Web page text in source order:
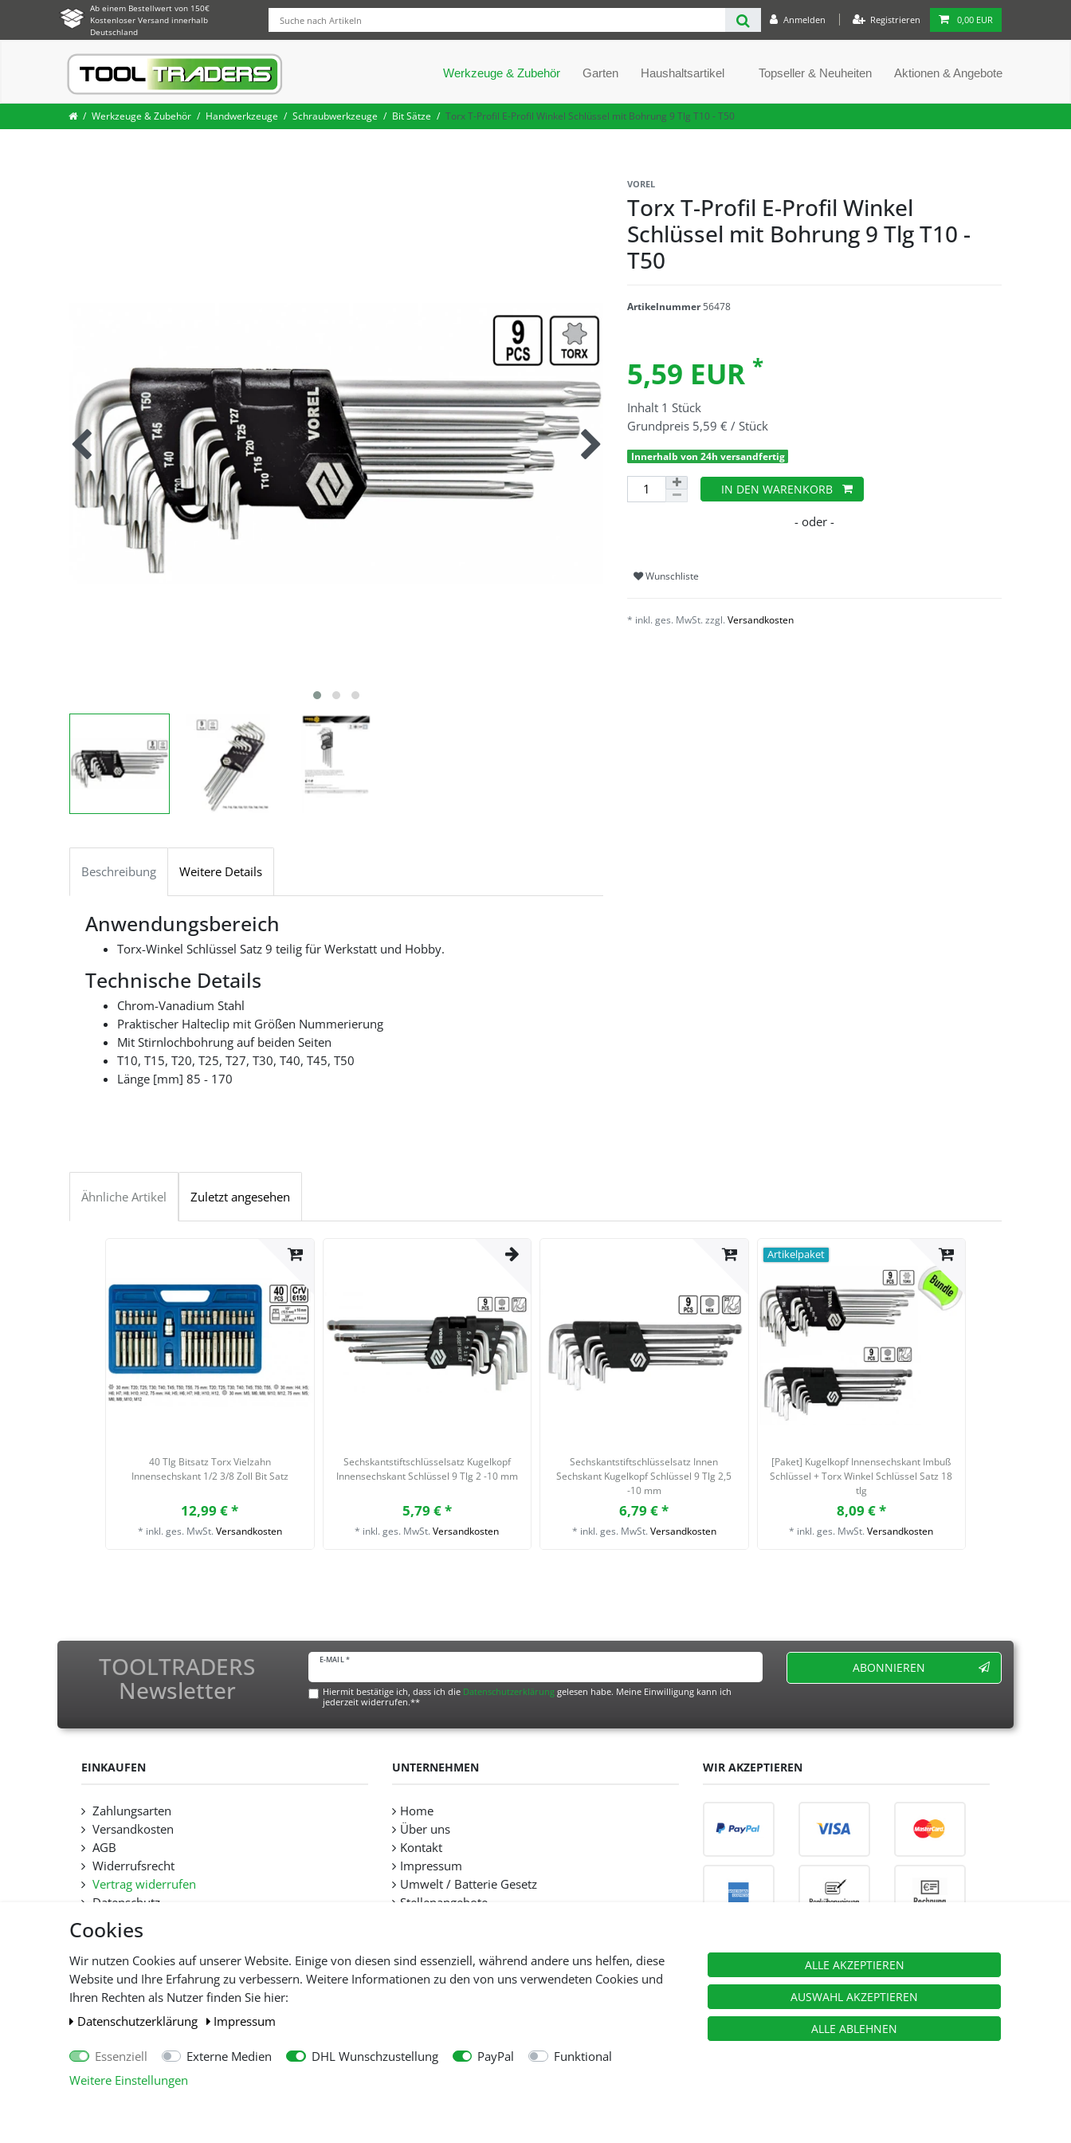
Cookies
Wir nutzen Cookies auf unserer Website. Einige von diesen sind essenziell, während andere uns helfen, diese
Website und Ihre Erfahrung zu verbessern. Weitere Informationen zu den von uns verwendeten Cookies und
Ihren Rechten als Nutzer finden Sie hier:
Daten­schutz­erklärung
Impressum
Essenziell Externe Medien DHL Wunschzustellung PayPal
Funktional
Weitere Einstellungen
ALLE AKZEPTIEREN
AUSWAHL AKZEPTIEREN
ALLE ABLEHNEN
Anmelden Registrieren 0,00 EUR
Ab einem Bestellwert von 150€
Kostenloser Versand innerhalb
Deutschland
Werkzeuge & Zubehör Garten Haushaltsartikel Topseller & Neuheiten Aktionen & Angebote
Werkzeuge & Zubehör Handwerkzeuge Schraubwerkzeuge Bit Sätze Torx T-Profil E-Profil Winkel Schlüssel mit Bohrung 9 Tlg T10 - T50
VOREL
Torx T-Profil E-Profil Winkel
Schlüssel mit Bohrung 9 Tlg T10 -
T50
Artikelnummer56478
5,59 EUR *
Inhalt 1 Stück
Grundpreis 5,59 € / Stück
Innerhalb von 24h versandfertig
IN DEN WARENKORB
Wunschliste
* inkl. ges. MwSt. zzgl. Versandkosten
Beschreibung Weitere Details
Anwendungsbereich
Torx-Winkel Schlüssel Satz 9 teilig für Werkstatt und Hobby.
Technische Details
Chrom-Vanadium Stahl
Praktischer Halteclip mit Größen Nummerierung
Mit Stirnlochbohrung auf beiden Seiten
T10, T15, T20, T25, T27, T30, T40, T45, T50
Länge [mm] 85 - 170
Ähnliche Artikel Zuletzt angesehen
40 Tlg Bitsatz Torx Vielzahn
Innensechskant 1/2 3/8 Zoll Bit Satz
12,99 € *
* inkl. ges. MwSt. Versandkosten
Sechskantstiftschlüsselsatz Kugelkopf
Innensechskant Schlüssel 9 Tlg 2 -10 mm
5,79 € *
* inkl. ges. MwSt. Versandkosten
Sechskantstiftschlüsselsatz Innen
Sechskant Kugelkopf Schlüssel 9 Tlg 2,5
-10 mm
6,79 € *
* inkl. ges. MwSt. Versandkosten
Artikelpaket
[Paket] Kugelkopf Innensechskant Imbuß
Schlüssel + Torx Winkel Schlüssel Satz 18
tlg
8,09 € *
* inkl. ges. MwSt. Versandkosten
TOOLTRADERS
Newsletter
E-MAIL *
Hiermit bestätige ich, dass ich die Daten­schutz­erklärunggelesen habe. Meine Einwilligung kann ich
jederzeit widerrufen.**
ABONNIEREN
EINKAUFEN
Zahlungsarten
Versandkosten
AGB
Widerrufsrecht
Vertrag widerrufen
Datenschutz
Hilfe
Lieferfristen und Lieferbeschränkung
UNTERNEHMEN
Home
Über uns
Kontakt
Impressum
Umwelt / Batterie Gesetz
Stellenangebote
WIR AKZEPTIEREN
Alle Preise inkl. gesetzl. Mehwersteuer zzgl.Versandkosten , wenn nicht anders beschrieben.